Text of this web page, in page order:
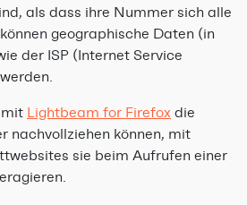
als dass ihre Nummer sich alle
geographische Daten (in
der ISP (Internet Service
Lightbeam for Firefox die
nachvollziehen können, mit
sie beim Aufrufen einer